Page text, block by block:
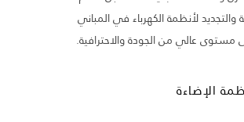
والتجديد لأنظمة الكهرباء في المباني
مستوى عالي من الجودة والاحترافية.
الإضاءة